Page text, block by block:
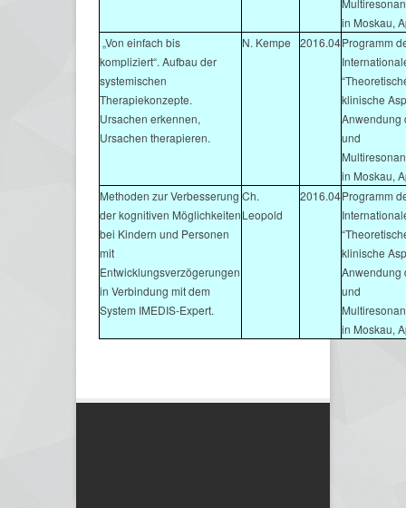
in Moskau,
„Von einfach bis
kompliziert“. Aufbau der
systemischen
Therapiekonzepte.
Ursachen erkennen,
Ursachen therapieren.
N. Kempe 2016.04Programm
klinische
Anwendung
und
in Moskau,
Methoden zur Verbesserung
der kognitiven Möglichkeiten
bei Kindern und Personen
mit
Entwicklungsverzögerungen
in Verbindung mit dem
System IMEDIS-Expert.
Ch.
Leopold
2016.04Programm
klinische
Anwendung
und
in Moskau,